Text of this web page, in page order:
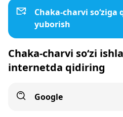
Chaka-charvi
yuborish
Chaka-charvi so‘zi
internetda qidiring
Google